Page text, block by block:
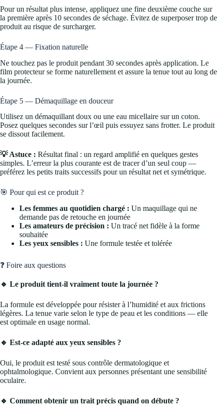
Pour un résultat plus intense, appliquez une fine deuxième couche sur
la première après 10 secondes de séchage. Évitez de superposer trop de
produit au risque de surcharger.
Étape 4 — Fixation naturelle
Ne touchez pas le produit pendant 30 secondes après application. Le
film protecteur se forme naturellement et assure la tenue tout au long de
la journée.
Étape 5 — Démaquillage en douceur
Utilisez un démaquillant doux ou une eau micellaire sur un coton.
Posez quelques secondes sur l’œil puis essuyez sans frotter. Le produit
se dissout facilement.
💡 Astuce : Résultat final : un regard amplifié en quelques gestes
simples. L’erreur la plus courante est de tracer d’un seul coup —
préférez les petits traits successifs pour un résultat net et symétrique.
🎯 Pour qui est ce produit ?
Les femmes au quotidien chargé : Un maquillage qui ne
demande pas de retouche en journée
Les amateurs de précision : Un tracé net fidèle à la forme
souhaitée
Les yeux sensibles : Une formule testée et tolérée
❓ Foire aux questions
🔹 Le produit tient-il vraiment toute la journée ?
La formule est développée pour résister à l’humidité et aux frictions
légères. La tenue varie selon le type de peau et les conditions — elle
est optimale en usage normal.
🔹 Est-ce adapté aux yeux sensibles ?
Oui, le produit est testé sous contrôle dermatologique et
ophtalmologique. Convient aux personnes présentant une sensibilité
oculaire.
🔹 Comment obtenir un trait précis quand on débute ?